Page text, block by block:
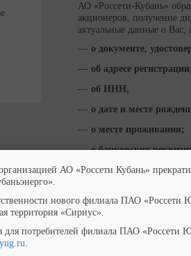
АО «Россети-Кубань»
акционеров, получение
актуальные данные о Вас,
о документе,
об адресе
об ИНН,
о дате и месте
о месте проживания;
о банковских
Наличие информации о
Информация должна
указанных выше
обращались в адрес
Обращаем Ваше внимание,
административная
АО «Россети Кубань»
нового филиала ПАО «Россети
территория «Сириус».
потребителей филиала ПАО «Россети
.